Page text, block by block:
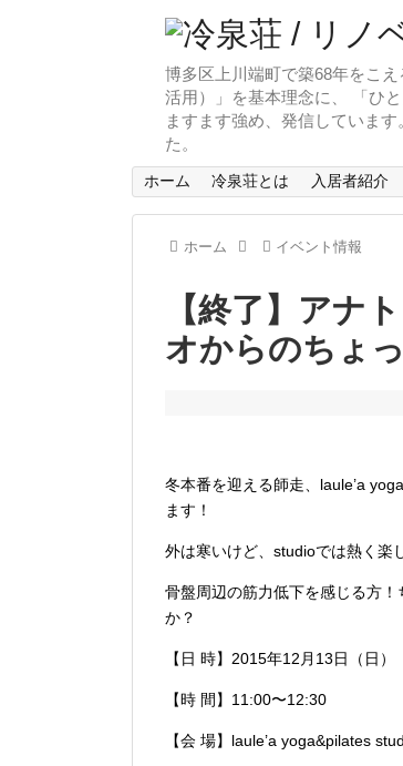
博多区上川端町で築68年をこ
活用）」を基本理念に、 「ひ
ますます強め、発信していま
た。
ホーム 冷泉荘とは 入居者紹介
ホーム イベント情報
【終了】アナ
オからのちょ
冬本番を迎える師走、laule’a
ます！
外は寒いけど、studioでは熱く楽
骨盤周辺の筋力低下を感じる方
か？
【日 時】2015年12月13日（日）
【時 間】11:00〜12:30
【会 場】laule’a yoga&pilates